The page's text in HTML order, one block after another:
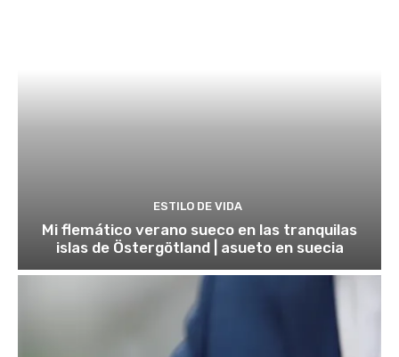
ESTILO DE VIDA
Mi flemático verano sueco en las tranquilas
islas de Östergötland | asueto en suecia